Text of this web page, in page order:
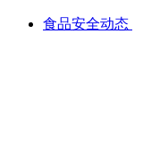
食品安全动态